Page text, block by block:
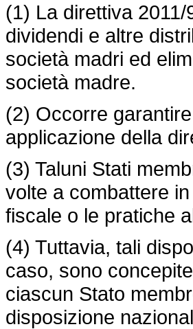
(1) La direttiva
dividendi e altre
società madri ed
società madre.
(2) Occorre
applicazione della
(3) Taluni Stati
volte a combattere
fiscale o le pratiche
(4) Tuttavia, tali
caso, sono
ciascun Stato
disposizione